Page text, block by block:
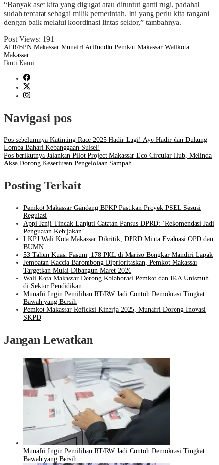
“Banyak aset kita yang digugat atau dituntut ganti rugi, padahal
sudah tercatat sebagai milik pemerintah. Ini yang perlu kita tangani
dengan baik melalui koordinasi lintas sektor,” tambahnya.
Post Views: 191
ATR/BPN Makassar Munafri Arifuddin Pemkot Makassar Walikota
Makassar
Ikuti Kami
Navigasi pos
Pos sebelumnya Katinting Race 2025 Hadir Lagi! Ayo Hadir dan Dukung
Lomba Bahari Kebanggaan Sulsel!
Pos berikutnya Jalankan Pilot Project Makassar Eco Circular Hub, Melinda
Aksa Dorong Keseriusan Pengelolaan Sampah
Posting Terkait
Pemkot Makassar Gandeng BPKP Pastikan Proyek PSEL Sesuai
Regulasi
Appi Janji Tindak Lanjuti Catatan Pansus DPRD: ‘Rekomendasi Jadi
Penguatan Kebijakan’
LKPJ Wali Kota Makassar Dikritik, DPRD Minta Evaluasi OPD dan
BUMN
53 Tahun Kuasi Fasum, 178 PKL di Mariso Bongkar Mandiri Lapak
Jembatan Kaccia Barombong Diprioritaskan, Pemkot Makassar
Targetkan Mulai Dibangun Maret 2026
Wali Kota Makassar Dorong Kolaborasi Pemkot dan IKA Unismuh
di Sektor Pendidikan
Munafri Ingin Pemilihan RT/RW Jadi Contoh Demokrasi Tingkat
Bawah yang Bersih
Pemkot Makassar Refleksi Kinerja 2025, Munafri Dorong Inovasi
SKPD
Jangan Lewatkan
Munafri Ingin Pemilihan RT/RW Jadi Contoh Demokrasi Tingkat
Bawah yang Bersih